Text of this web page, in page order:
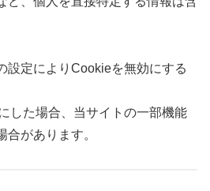
設定によりCookieを無効にする
した場合、当サイトの一部機能
合があります。